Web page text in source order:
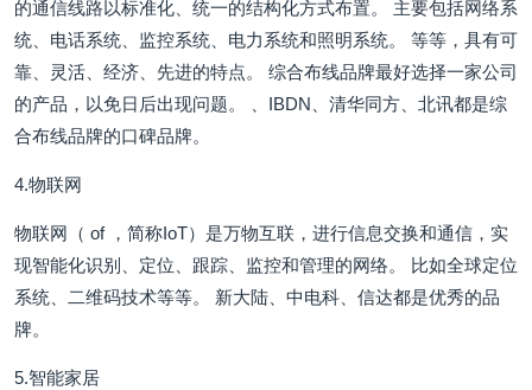
的通信线路以标准化、统一的结构化方式布置。 主要包括网络系
统、电话系统、监控系统、电力系统和照明系统。 等等，具有可
靠、灵活、经济、先进的特点。 综合布线品牌最好选择一家公司
的产品，以免日后出现问题。 、IBDN、清华同方、北讯都是综
合布线品牌的口碑品牌。
4.物联网
物联网（ of ，简称IoT）是万物互联，进行信息交换和通信，实
现智能化识别、定位、跟踪、监控和管理的网络。 比如全球定位
系统、二维码技术等等。 新大陆、中电科、信达都是优秀的品
牌。
5.智能家居